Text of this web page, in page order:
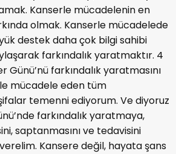
Kanserle mücadelenin en
olmak. Kanserle mücadelede
destek daha çok bilgi sahibi
farkındalık yaratmaktır. 4
Günü’nü farkındalık yaratmasını
mücadele eden tüm
temenni ediyorum. Ve diyoruz
farkındalık yaratmaya,
saptanmasını ve tedavisini
Kansere değil, hayata şans